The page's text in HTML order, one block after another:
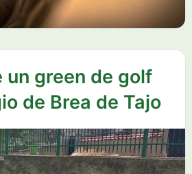
un green de golf
de Brea de Tajo